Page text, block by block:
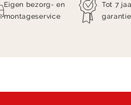
Eigen bezorg- en
montageservice
Tot 7
garantie